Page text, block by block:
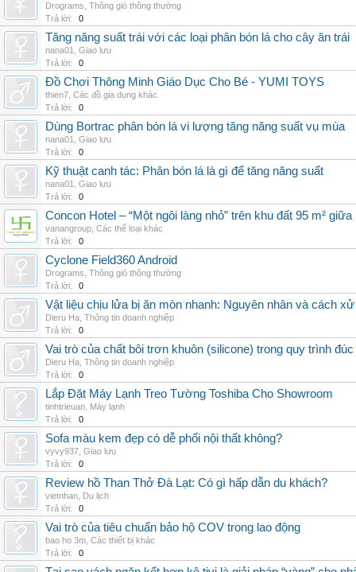
Drograms Thông gió thông thường
Trả lời:
0
Tăng năng suất trái với các loại phân bón lá cho cây ăn trái
nana01
Giao lưu
Trả lời:
0
Đồ Chơi Thông Minh Giáo Dục Cho Bé - YUMI TOYS
thien7 Các đồ gia dụng khác
Trả lời:
0
Dùng Bortrac phân bón lá vi lượng tăng năng suất vụ mùa
nana01
Giao lưu
Trả lời:
0
Kỹ thuật canh tác: Phân bón lá là gì để tăng năng suất
nana01
Giao lưu
Trả lời:
0
Concon Hotel – “Một ngôi làng nhỏ” trên khu đất 95 m²
vanangroup Các thể loại khác
Trả lời:
0
Cyclone Field360 Android
Drograms Thông gió thông thường
Trả lời:
0
Vật liệu chịu lửa bị ăn mòn nhanh: Nguyên nhân và cách
Dieru Ha Thông tin doanh nghiệp
Trả lời:
0
Vai trò của chất bôi trơn khuôn (silicone) trong quy trình
Dieru Ha Thông tin doanh nghiệp
Trả lời:
0
Lắp Đặt Máy Lạnh Treo Tường Toshiba Cho Showroom
tinhtrieuan Máy lạnh
Trả lời:
0
Sofa màu kem đẹp có dễ phối nội thất không?
vyvy937 Giao lưu
Trả lời:
0
Review hồ Than Thở Đà Lạt: Có gì hấp dẫn du khách?
vietnhan Du lịch
Trả lời:
0
Vai trò của tiêu chuẩn bảo hộ COV trong lao động
bao ho 3m Các thiết bị khác
Trả lời:
0